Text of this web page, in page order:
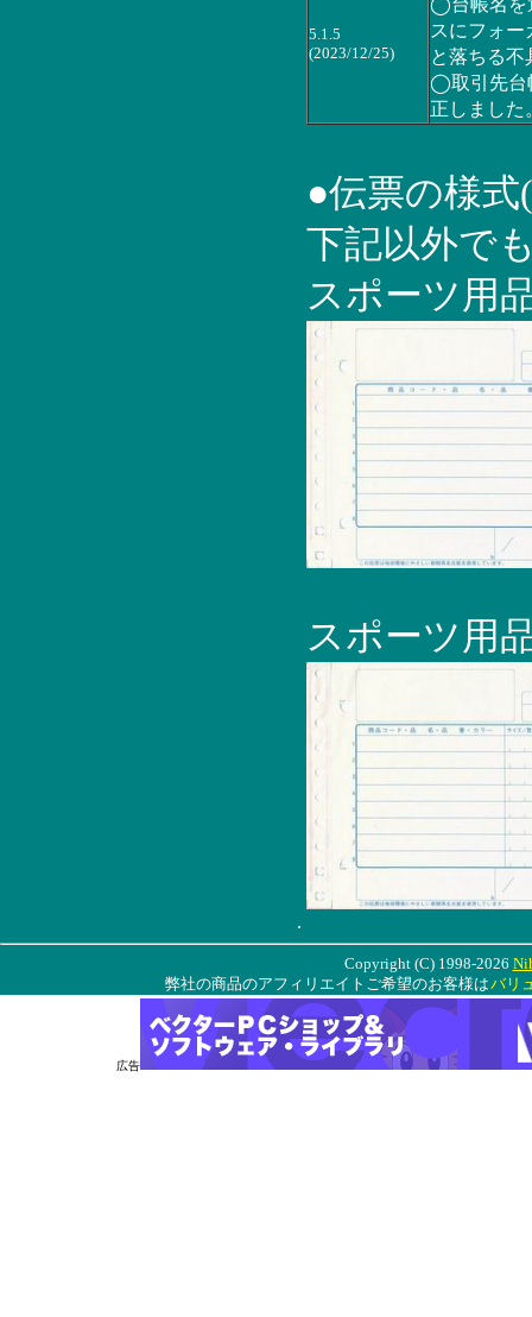
.
5.1.5
(2023/12/25)
◯台帳名を
スにフォー
と落ちる不
◯取引先台
正しました
●伝票の様
下記以外で
スポーツ用
スポーツ用
Copyright (C) 1998-2026
弊社の商品のアフィリエイトご希望のお客様はバリ
広告